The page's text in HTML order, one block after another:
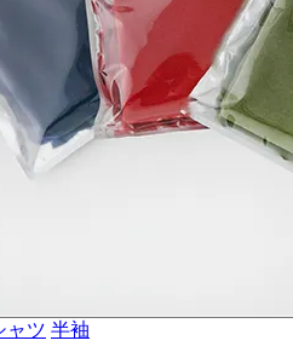
ャツ 半袖